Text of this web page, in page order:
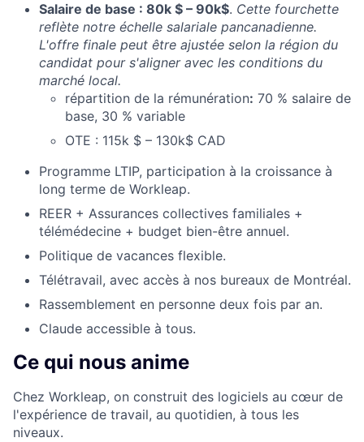
Salaire de base : 80k $ – 90k$. Cette fourchette
reflète notre échelle salariale pancanadienne.
L'offre finale peut être ajustée selon la région du
candidat pour s'aligner avec les conditions du
marché local.
répartition de la rémunération: 70 % salaire de
base, 30 % variable
OTE : 115k $ – 130k$ CAD
Programme LTIP, participation à la croissance à
long terme de Workleap.
REER + Assurances collectives familiales +
télémédecine + budget bien-être annuel.
Politique de vacances flexible.
Télétravail, avec accès à nos bureaux de Montréal.
Rassemblement en personne deux fois par an.
Claude accessible à tous.
Ce qui nous anime
Chez Workleap, on construit des logiciels au cœur de
l'expérience de travail, au quotidien, à tous les
niveaux.